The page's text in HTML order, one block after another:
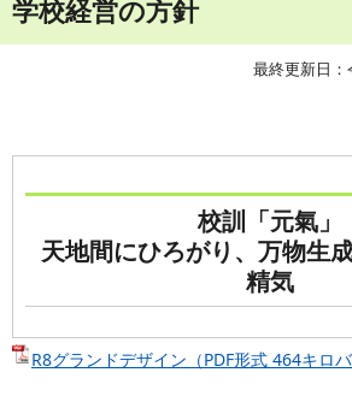
学校経営の方針
最終更新日：
校訓「元氣」
天地間にひろがり、万物生
精気
R8グランドデザイン（PDF形式 464キロバ